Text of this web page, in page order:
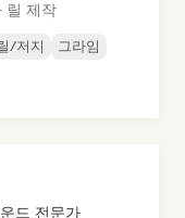
릴 제작
/저지
그라임
드 전문가